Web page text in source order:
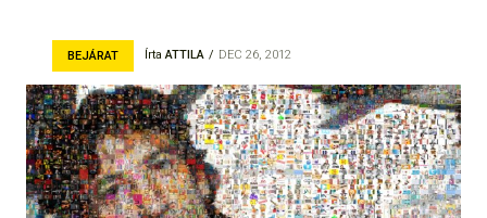
BEJÁRAT ÍrtaATTILA DEC 26, 2012